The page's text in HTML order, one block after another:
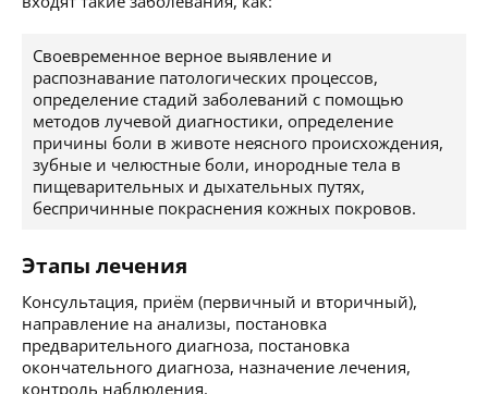
Своевременное верное выявление и
распознавание патологических процессов,
определение стадий заболеваний с помощью
методов лучевой диагностики, определение
причины боли в животе неясного происхождения,
зубные и челюстные боли, инородные тела в
пищеварительных и дыхательных путях,
беспричинные покраснения кожных покровов.
Этапы лечения
Консультация, приём (первичный и вторичный),
направление на анализы, постановка
предварительного диагноза, постановка
окончательного диагноза, назначение лечения,
контроль наблюдения.